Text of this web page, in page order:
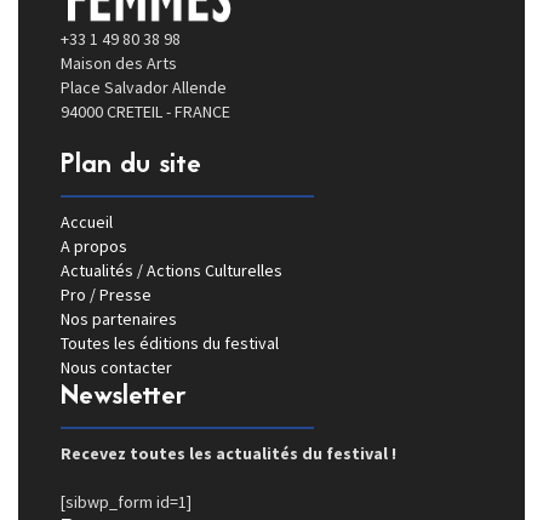
+33 1 49 80 38 98
Maison des Arts
Place Salvador Allende
94000 CRETEIL - FRANCE
Plan du site
Accueil
A propos
Actualités / Actions Culturelles
Pro / Presse
Nos partenaires
Toutes les éditions du festival
Nous contacter
Newsletter
Recevez toutes les actualités du festival !
[sibwp_form id=1]